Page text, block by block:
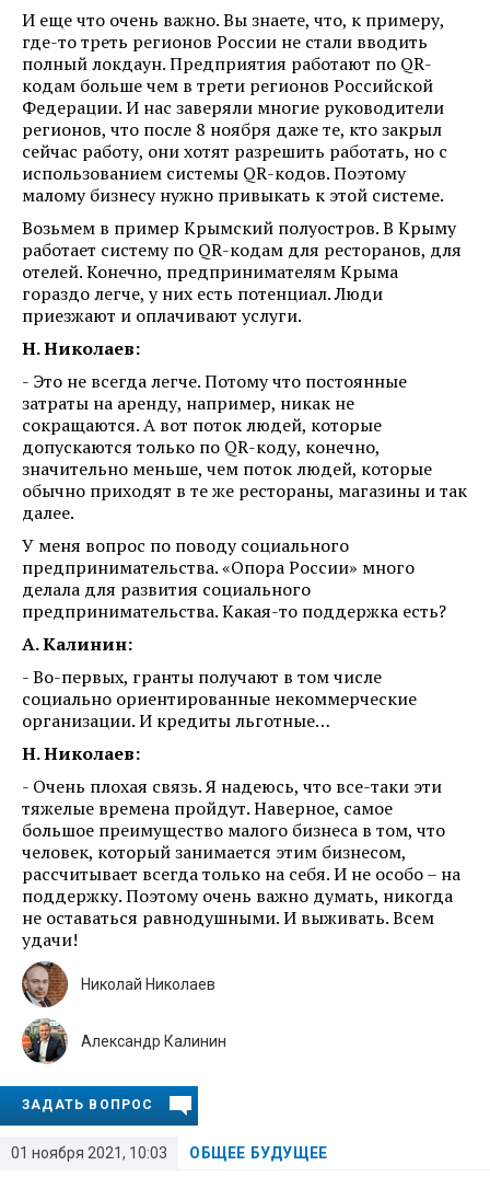
И еще что очень важно. Вы знаете, что, к примеру,
где-то треть регионов России не стали вводить
полный локдаун. Предприятия работают по QR-
кодам больше чем в трети регионов Российской
Федерации. И нас заверяли многие руководители
регионов, что после 8 ноября даже те, кто закрыл
сейчас работу, они хотят разрешить работать, но с
использованием системы QR-кодов. Поэтому
малому бизнесу нужно привыкать к этой системе.
Возьмем в пример Крымский полуостров. В Крыму
работает систему по QR-кодам для ресторанов, для
отелей. Конечно, предпринимателям Крыма
гораздо легче, у них есть потенциал. Люди
приезжают и оплачивают услуги.
Н. Николаев:
- Это не всегда легче. Потому что постоянные
затраты на аренду, например, никак не
сокращаются. А вот поток людей, которые
допускаются только по QR-коду, конечно,
значительно меньше, чем поток людей, которые
обычно приходят в те же рестораны, магазины и так
далее.
У меня вопрос по поводу социального
предпринимательства. «Опора России» много
делала для развития социального
предпринимательства. Какая-то поддержка есть?
А. Калинин:
- Во-первых, гранты получают в том числе
социально ориентированные некоммерческие
организации. И кредиты льготные…
Н. Николаев:
- Очень плохая связь. Я надеюсь, что все-таки эти
тяжелые времена пройдут. Наверное, самое
большое преимущество малого бизнеса в том, что
человек, который занимается этим бизнесом,
рассчитывает всегда только на себя. И не особо – на
поддержку. Поэтому очень важно думать, никогда
не оставаться равнодушными. И выживать. Всем
удачи!
01 ноября 2021, 10:03 ОБЩЕЕ БУДУЩЕЕ
Николай Николаев
Александр Калинин
ЗАДАТЬ ВОПРОС